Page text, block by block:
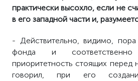
практически высохло, если не
в его западной части и,
- Действительно, видимо, пора
фонда и соответственно
приоритетность стоящих перед
говорил, при его